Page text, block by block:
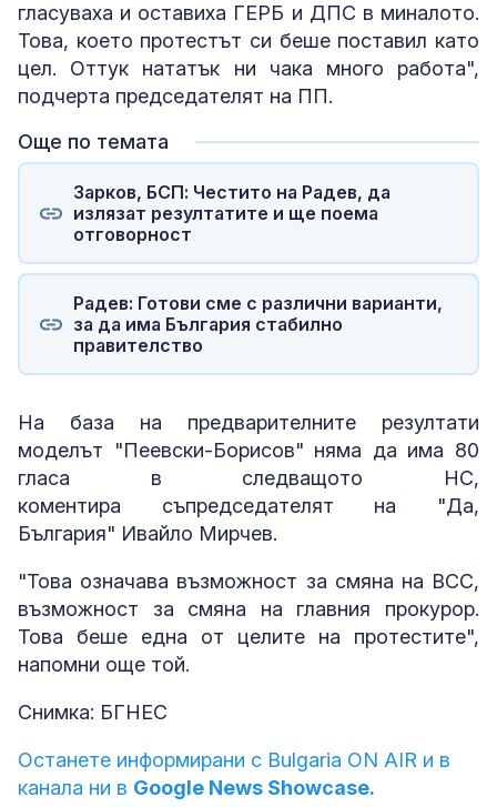
гласуваха и оставиха ГЕРБ и ДПС в миналото.
Това, което протестът си беше поставил като
цел. Оттук нататък ни чака много работа",
подчерта председателят на ПП.
Още по темата
Зарков, БСП: Честито на Радев, да
излязат резултатите и ще поема
отговорност
Радев: Готови сме с различни варианти,
за да има България стабилно
правителство
На база на предварителните резултати
моделът "Пеевски-Борисов" няма да има 80
гласа в следващото НС,
коментира съпредседателят на "Да,
България" Ивайло Мирчев.
"Това означава възможност за смяна на ВСС,
възможност за смяна на главния прокурор.
Това беше една от целите на протестите",
напомни още той.
Снимка: БГНЕС
Останете информирани с Bulgaria ON AIR и в
канала ни в Google News Showcase.